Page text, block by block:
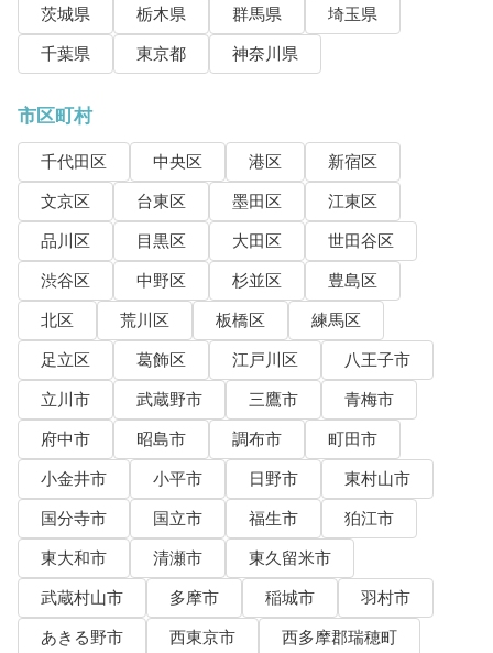
茨城県 栃木県 群馬県
埼玉県
千葉県
東京都 神奈川県
市区町村
千代田区 中央区 港区
新宿区
文京区
台東区 墨田区
江東区
品川区
目黒区 大田区
世田谷区
渋谷区
中野区 杉並区
豊島区
北区
荒川区 板橋区
練馬区
足立区
葛飾区 江戸川区
八王子市
立川市
武蔵野市 三鷹市
青梅市
府中市
昭島市 調布市
町田市
小金井市
小平市 日野市
東村山市
国分寺市
国立市 福生市
狛江市
東大和市
清瀬市
東久留米市
武蔵村山市
多摩市 稲城市
羽村市
あきる野市
西東京市
西多摩郡瑞穂町